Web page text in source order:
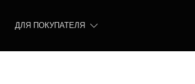
ДЛЯ ПОКУПАТЕЛЯ